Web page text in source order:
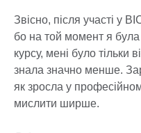
Звісно, після участі у
бо на той момент я
курсу, мені було тільки
знала значно менше.
як зросла у
мислити ширше.